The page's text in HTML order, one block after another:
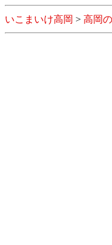
いこまいけ高岡 > 高岡